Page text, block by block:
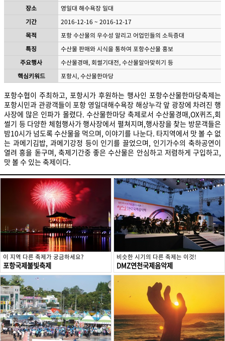
장소
영일대 해수욕장 일대
기간
2016-12-16 ~ 2016-12-17
목적
포항 수산물의 우수성 알리고 어업민들의 소득증대
특징
수산물 판매와 시식을 통하여 포항수산물 홍보
주요행사
수산물경매, 회썰기대전, 수산물알아맞히기 등
핵심키워드
포항시, 수산물한마당
포항수협이 주최하고, 포항시가 후원하는 행사인 포항수산물한마당축제는
포항시민과 관광객들이 포항 영일대해수욕장 해상누각 앞 광장에 차려진 행
사장에 많은 인파가 몰렸다. 수산물한마당 축제로서 수산물경매,OX퀴즈,회
썰기 등 다양한 체험행사가 행사장에서 펼쳐지며,행사장을 찾는 방문객들은
밤10시가 넘도록 수산물을 먹으며, 이야기를 나눈다. 타지역에서 맛 볼 수 없
는 과메기김밥, 과메기강정 등이 인기를 끌었으며, 인기가수의 축하공연이
열려 흥을 돋구며, 축제기간중 좋은 수산물은 안심하고 저렴하게 구입하고,
이 지역 다른 축제가 궁금하세요?
포항국제불빛축제
비슷한 시기의 다른 축제는 이것!
DMZ연천국제음악제